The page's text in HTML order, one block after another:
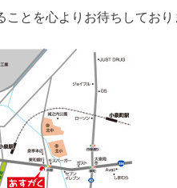
ことを心よりお待ちしており